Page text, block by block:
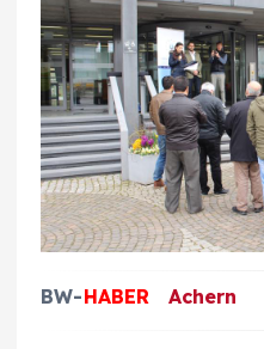
BW-HABER Achern